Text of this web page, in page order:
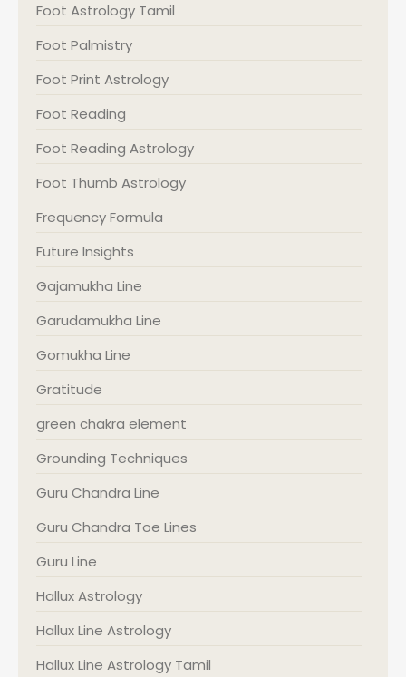
Foot Astrology Tamil
Foot Palmistry
Foot Print Astrology
Foot Reading
Foot Reading Astrology
Foot Thumb Astrology
Frequency Formula
Future Insights
Gajamukha Line
Garudamukha Line
Gomukha Line
Gratitude
green chakra element
Grounding Techniques
Guru Chandra Line
Guru Chandra Toe Lines
Guru Line
Hallux Astrology
Hallux Line Astrology
Hallux Line Astrology Tamil